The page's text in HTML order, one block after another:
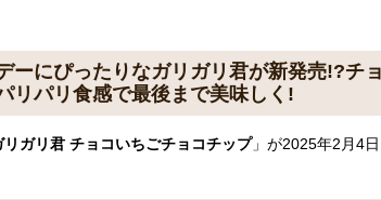
ーにぴったりなガリガリ君が新発売!?チ
リパリ食感で最後まで美味しく!
リガリ君 チョコいちごチョコチップ」が2025年2月4